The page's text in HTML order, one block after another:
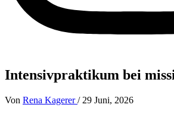
Intensivpraktikum bei
Von Rena Kagerer/ 29 Juni, 2026